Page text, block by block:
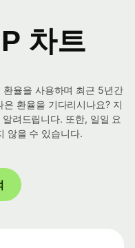
차트
율을 사용하며 최근 5년간
환율을 기다리시나요? 지
려드립니다. 또한, 일일 요
않을 수 있습니다.